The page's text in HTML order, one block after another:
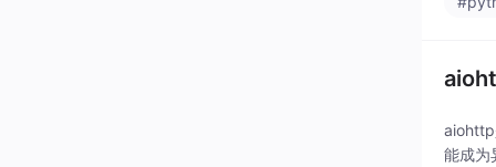
aiohttp
能成为